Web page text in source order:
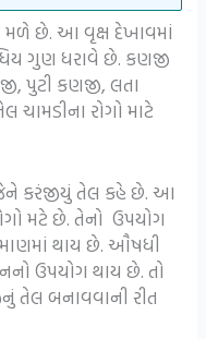
મળે છે. આ વૃક્ષ દેખાવમાં
ગુણ ધરાવે છે. કણજી
પુટી કણજી, લતા
ચામડીના રોગો માટે
કરંજીયું તેલ કહે છે. આ
મટે છે. તેનો ઉપયોગ
થાય છે. ઔષધી
ઉપયોગ થાય છે. તો
તેલ બનાવવાની રીત